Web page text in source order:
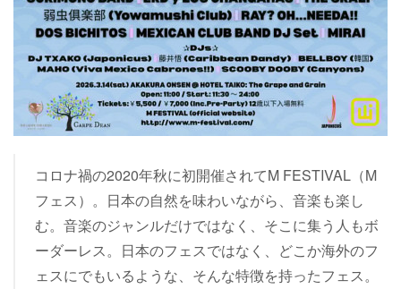
コロナ禍の2020年秋に初開催されてM FESTIVAL（M
フェス）。日本の自然を味わいながら、音楽も楽し
む。音楽のジャンルだけではなく、そこに集う人もボ
ーダーレス。日本のフェスではなく、どこか海外のフ
ェスにでもいるような、そんな特徴を持ったフェス。